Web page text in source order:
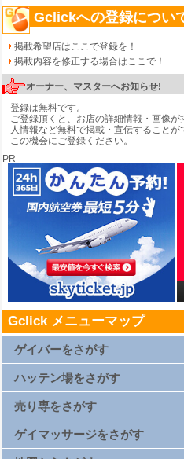
Gclickへの登録につい
掲載希望店はここで登録を！
掲載内容を修正する場合はここで！
オーナー、マスターへお知らせ!
登録は無料です。
ご登録頂くと、お店の詳細情報・画像
人情報など無料で掲載・宣伝することが
この機会にご登録ください。
PR
Gclick メニューマップ
ゲイバーをさがす
札幌ゲイバー一覧
上野ゲイバー一覧
新橋ゲイバー一覧
新宿2丁目ゲイバー一覧
名古屋ゲイバー一覧
大阪キタゲイバー一覧
大阪新世界ゲイバー一覧
ハッテン場をさがす
札幌ハッテン場一覧
上野ハッテン場一覧
新橋ハッテン場一覧
新宿2丁目ハッテン場一覧
名古屋ハッテン場一覧
売り専をさがす
札幌売り専一覧
上野売り専一覧
新橋売り専一覧
ゲイマッサージをさがす
札幌ゲイマッサージ一覧